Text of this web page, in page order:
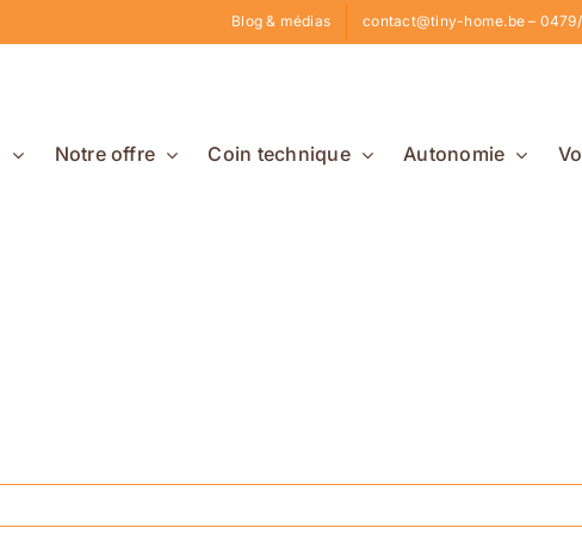
Blog & médias contact@tiny-home.be –
Notre offre Coin technique Autonomie